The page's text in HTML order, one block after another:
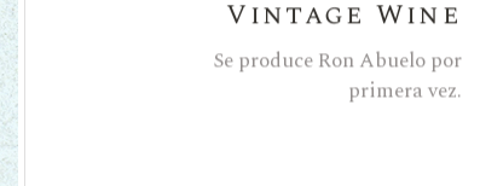
Vintage Wine
Se produce Ron Abuelo por
primera vez.